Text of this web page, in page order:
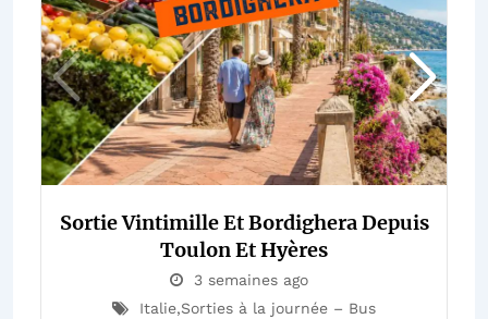
Sortie Vintimille Et Bordighera Depuis
Toulon Et Hyères
3 semaines ago
Italie,Sorties à la journée – Bus